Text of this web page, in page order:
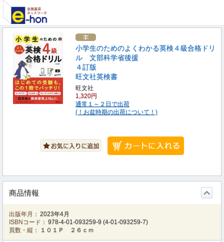
小学生のためのよくわかる英検４級合格ドリ
ル 文部科学省後援
４訂版
旺文社英検書
旺文社
1,320円
通常１～２日で出荷
(！お盆時期の出荷について！)
商品情報
出版年月： 2023年4月
ISBNコード： 978-4-01-093259-9 (4-01-093259-7)
頁数・縦：
１０１Ｐ ２６ｃｍ